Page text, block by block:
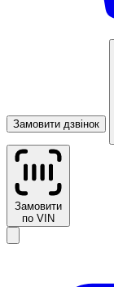
Замовити дзвінок
Замовити
по VIN